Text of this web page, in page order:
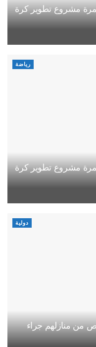
التأهل إلى مونديال 2027 ثمرة مشروع تطوير كرة
رياضة
التأهل إلى مونديال 2027 ثمرة مشروع تطوير كرة
دولية
من 20 ألف شخص من منازلهم جراء